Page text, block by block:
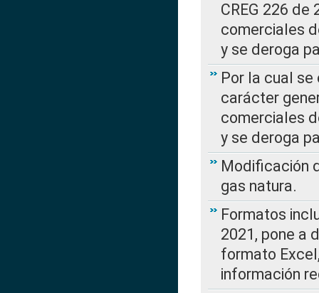
CREG 226
comerciales
y se deroga
Por la cual
carácter
comerciales
y se deroga
Modificación
gas natura.
Formatos
2021, pone a
formato
información